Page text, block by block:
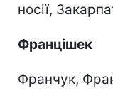
носії,
Францішек
Франчук,